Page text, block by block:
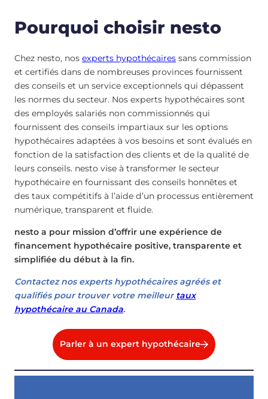
Pourquoi choisir nesto
Chez nesto, nos experts hypothécaires sans commission
et certifiés dans de nombreuses provinces fournissent
des conseils et un service exceptionnels qui dépassent
les normes du secteur. Nos experts hypothécaires sont
des employés salariés non commissionnés qui
fournissent des conseils impartiaux sur les options
hypothécaires adaptées à vos besoins et sont évalués en
fonction de la satisfaction des clients et de la qualité de
leurs conseils. nesto vise à transformer le secteur
hypothécaire en fournissant des conseils honnêtes et
des taux compétitifs à l’aide d’un processus entièrement
numérique, transparent et fluide.
nesto a pour mission d’offrir une expérience de
financement hypothécaire positive, transparente et
simplifiée du début à la fin.
Contactez nos experts hypothécaires agréés et
qualifiés pour trouver votre meilleurtaux
hypothécaire au Canada.
Parler à un expert hypothécaire